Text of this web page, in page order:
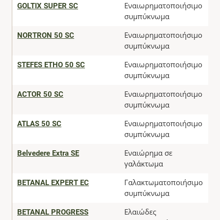
GOLTIX SUPER SC
Εναιωρηματοποιήσιμο
συμπύκνωμα
NORTRON 50 SC
Εναιωρηματοποιήσιμο
συμπύκνωμα
STEFES ETHO 50 SC
Εναιωρηματοποιήσιμο
συμπύκνωμα
ACTOR 50 SC
Εναιωρηματοποιήσιμο
συμπύκνωμα
ATLAS 50 SC
Εναιωρηματοποιήσιμο
συμπύκνωμα
Belvedere Extra SE
Εναιώρημα σε
γαλάκτωμα
BETANAL EXPERT EC
Γαλακτωματοποιήσιμο
συμπύκνωμα
BETANAL PROGRESS
Ελαιώδες